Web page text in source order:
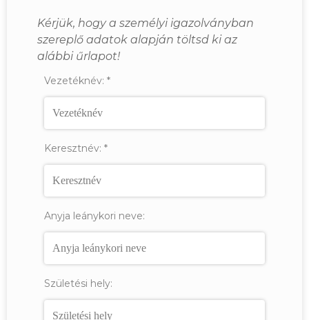
Kérjük, hogy a személyi igazolványban
szereplő adatok alapján töltsd ki az
alábbi űrlapot!
Vezetéknév: *
Keresztnév: *
Anyja leánykori neve:
Születési hely: